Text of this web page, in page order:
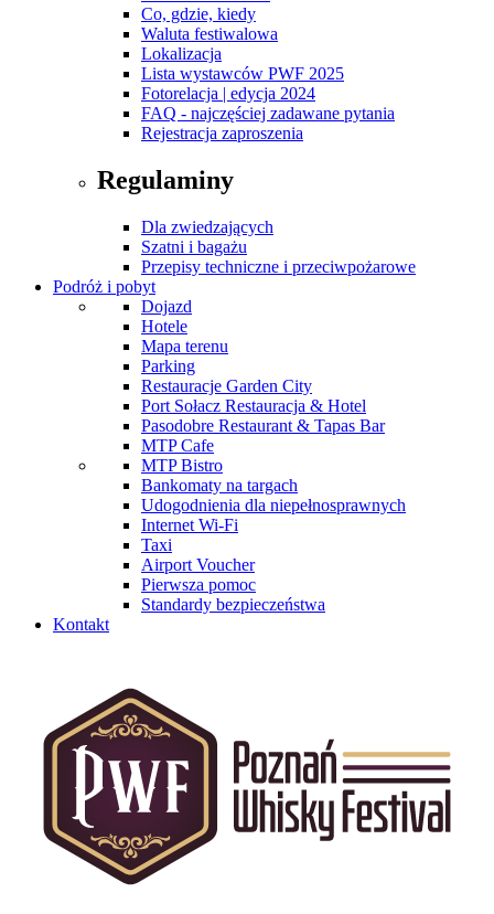
Co, gdzie, kiedy
Waluta festiwalowa
Lokalizacja
Lista wystawców PWF 2025
Fotorelacja | edycja 2024
FAQ - najczęściej zadawane pytania
Rejestracja zaproszenia
Regulaminy
Dla zwiedzających
Szatni i bagażu
Przepisy techniczne i przeciwpożarowe
Podróż i pobyt
Dojazd
Hotele
Mapa terenu
Parking
Restauracje Garden City
Port Sołacz Restauracja & Hotel
Pasodobre Restaurant & Tapas Bar
MTP Cafe
MTP Bistro
Bankomaty na targach
Udogodnienia dla niepełnosprawnych
Internet Wi-Fi
Taxi
Airport Voucher
Pierwsza pomoc
Standardy bezpieczeństwa
Kontakt